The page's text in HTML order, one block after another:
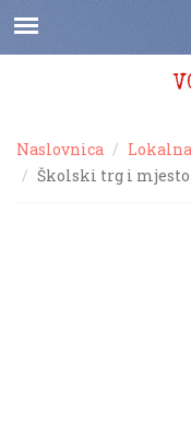
Naslovnica
Školski trg i